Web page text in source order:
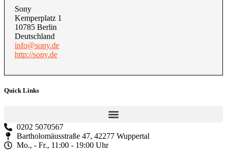
Sony
Kemperplatz 1
10785 Berlin
Deutschland
info@sony.de
http://sony.de
Quick Links
0202 5070567
Bartholomäusstraße 47, 42277 Wuppertal
Mo., - Fr., 11:00 - 19:00 Uhr